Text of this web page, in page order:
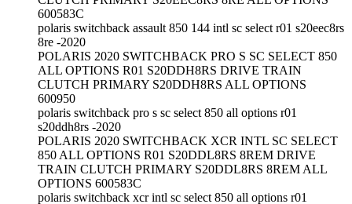
600583C
polaris switchback assault 850 144 intl sc select r01 s20eec8rs
8re -2020
POLARIS 2020 SWITCHBACK PRO S SC SELECT 850
ALL OPTIONS R01 S20DDH8RS DRIVE TRAIN
CLUTCH PRIMARY S20DDH8RS ALL OPTIONS
600950
polaris switchback pro s sc select 850 all options r01
s20ddh8rs -2020
POLARIS 2020 SWITCHBACK XCR INTL SC SELECT
850 ALL OPTIONS R01 S20DDL8RS 8REM DRIVE
TRAIN CLUTCH PRIMARY S20DDL8RS 8REM ALL
OPTIONS 600583C
polaris switchback xcr intl sc select 850 all options r01